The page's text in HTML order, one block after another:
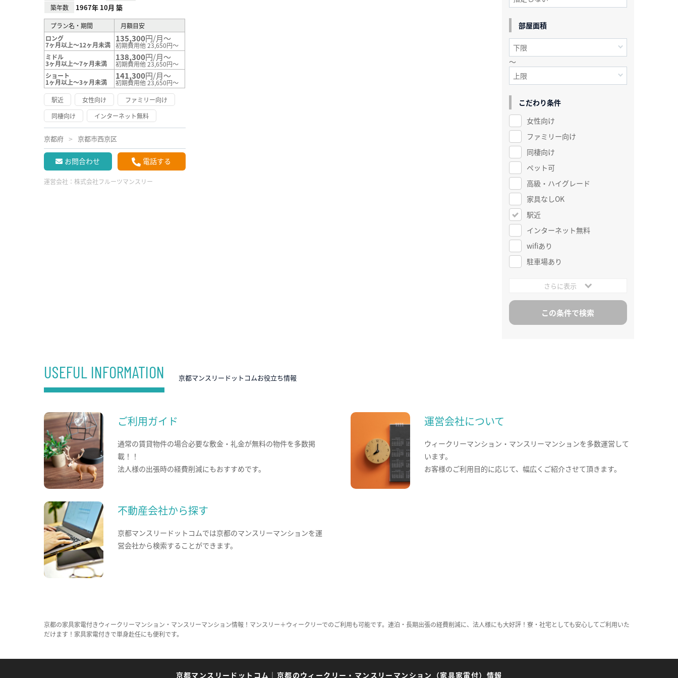
築年数 1967年 10月 築
プラン名・期間
月額目安
ロング
7ヶ月以上～12ヶ月未満
135,300円/月～
初期費用他 23,650円～
ミドル
3ヶ月以上～7ヶ月未満
138,300円/月～
初期費用他 23,650円～
ショート
1ヶ月以上～3ヶ月未満
141,300円/月～
初期費用他 23,650円～
駅近
女性向け
ファミリー向け
同棲向け
インターネット無料
京都府 京都市西京区
お問合わせ 電話する
運営会社： 株式会社フルーツマンスリー
部屋面積
～
こだわり条件
女性向け
ファミリー向け
同棲向け
ペット可
高級・ハイグレード
家具なしOK
駅近
インターネット無料
wifiあり
駐車場あり
さらに表示
USEFUL INFORMATION 京都マンスリードットコムお役立ち情報
ご利用ガイド
通常の賃貸物件の場合必要な敷金・礼金が無料の物件を多数掲
載！！
法人様の出張時の経費削減にもおすすめです。
運営会社について
ウィークリーマンション・マンスリーマンションを多数運営して
います。
お客様のご利用目的に応じて、幅広くご紹介させて頂きます。
不動産会社から探す
京都マンスリードットコムでは京都のマンスリーマンションを運
営会社から検索することができます。
京都の家具家電付きウィークリーマンション・マンスリーマンション情報！マンスリー＋ウィークリーでのご利用も可能です。連泊・長期出張の経費削減に、法人様にも大好評！寮・社宅としても安心してご利用いた
だけます！家具家電付きで単身赴任にも便利です。
京都マンスリードットコム ｜ 京都のウィークリー・マンスリーマンション（家具家電付）情報